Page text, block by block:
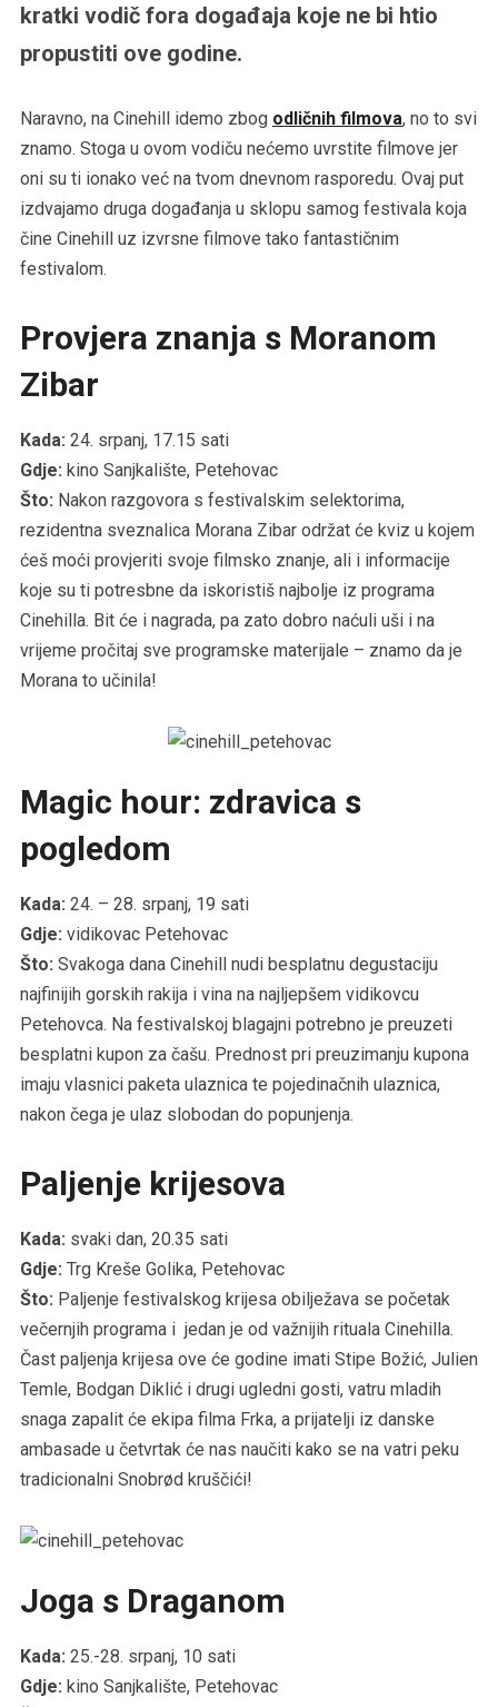
kratki vodič fora događaja koje ne bi htio
propustiti ove godine.
Naravno, na Cinehill idemo zbog odličnih filmova, no to svi
znamo. Stoga u ovom vodiču nećemo uvrstite filmove jer
oni su ti ionako već na tvom dnevnom rasporedu. Ovaj put
izdvajamo druga događanja u sklopu samog festivala koja
čine Cinehill uz izvrsne filmove tako fantastičnim
festivalom.
Provjera znanja s Moranom
Zibar
Kada: 24. srpanj, 17.15 sati
Gdje: kino Sanjkalište, Petehovac
Što: Nakon razgovora s festivalskim selektorima,
rezidentna sveznalica Morana Zibar održat će kviz u kojem
ćeš moći provjeriti svoje filmsko znanje, ali i informacije
koje su ti potresbne da iskoristiš najbolje iz programa
Cinehilla. Bit će i nagrada, pa zato dobro naćuli uši i na
vrijeme pročitaj sve programske materijale – znamo da je
Morana to učinila!
Magic hour: zdravica s
pogledom
Kada: 24. – 28. srpanj, 19 sati
Gdje: vidikovac Petehovac
Što: Svakoga dana Cinehill nudi besplatnu degustaciju
najfinijih gorskih rakija i vina na najljepšem vidikovcu
Petehovca. Na festivalskoj blagajni potrebno je preuzeti
besplatni kupon za čašu. Prednost pri preuzimanju kupona
imaju vlasnici paketa ulaznica te pojedinačnih ulaznica,
nakon čega je ulaz slobodan do popunjenja.
Paljenje krijesova
Kada: svaki dan, 20.35 sati
Gdje: Trg Kreše Golika, Petehovac
Što: Paljenje festivalskog krijesa obilježava se početak
večernjih programa i jedan je od važnijih rituala Cinehilla.
Čast paljenja krijesa ove će godine imati Stipe Božić, Julien
Temle, Bodgan Diklić i drugi ugledni gosti, vatru mladih
snaga zapalit će ekipa filma Frka, a prijatelji iz danske
ambasade u četvrtak će nas naučiti kako se na vatri peku
tradicionalni Snobrød kruščići!
Joga s Draganom
Kada: 25.-28. srpanj, 10 sati
Gdje: kino Sanjkalište, Petehovac